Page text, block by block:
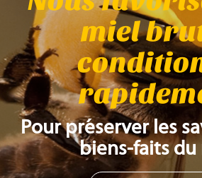
miel
Pour préserver les
biens-faits du